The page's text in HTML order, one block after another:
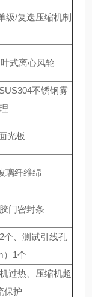
级/复迭压缩机制
式离心风轮
不锈钢雾
光板
璃纤维绵
门密封条
个、测试引线孔
）1个
过热、压缩机超
保护